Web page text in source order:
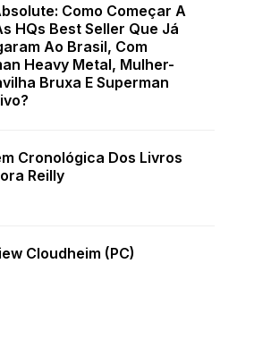
Como Começar A
HQs Best Seller Que Já
Ao Brasil, Com
Heavy Metal, Mulher-
Bruxa E Superman
Cronológica Dos Livros
Reilly
Cloudheim (PC)